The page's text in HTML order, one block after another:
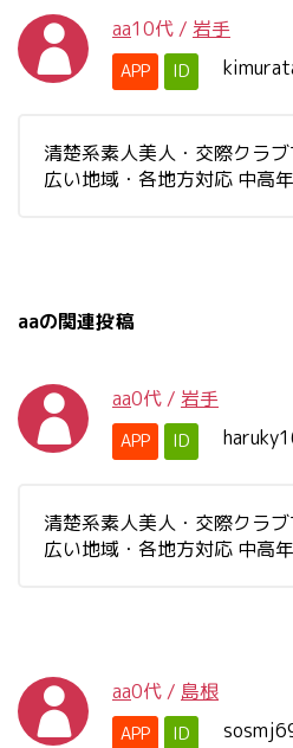
aa10代 / 岩手
APP ID
清楚系素人美人・交際クラ
広い地域・各地方対応 中高
aaの関連投稿
aa0代 / 岩手
APP ID
清楚系素人美人・交際クラ
広い地域・各地方対応 中高
aa0代 / 島根
APP ID